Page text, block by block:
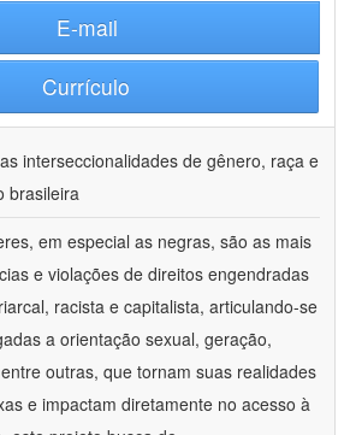
E-mail
Currículo
as interseccionalidades de gênero, raça e
brasileira
em especial as negras, são as mais
e violações de direitos engendradas
racista e capitalista, articulando-se
a orientação sexual, geração,
outras, que tornam suas realidades
e impactam diretamente no acesso à